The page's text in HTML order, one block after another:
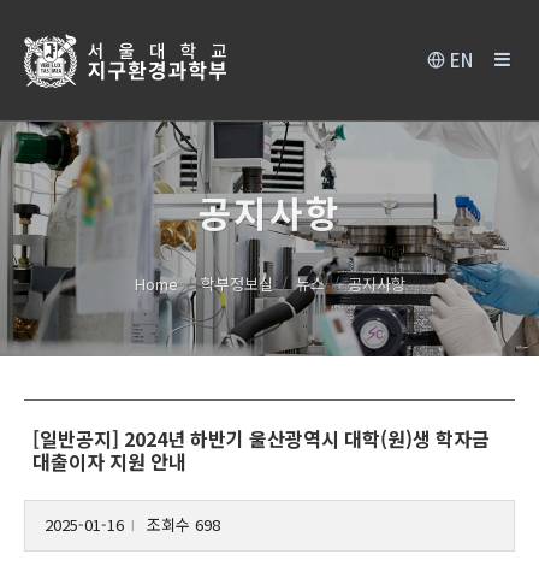
EN
공지사항
Home 학부정보실 뉴스 공지사항
[일반공지] 2024년 하반기 울산광역시 대학(원)생 학자금
대출이자 지원 안내
2025-01-16 조회수 698